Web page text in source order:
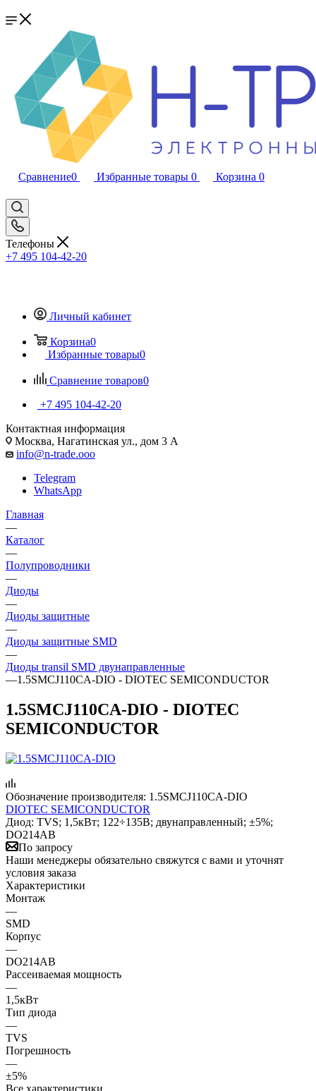
Сравнение0 Избранные товары 0 Корзина 0
Телефоны
+7 495 104-42-20
Личный кабинет
Корзина0
Избранные товары0
Сравнение товаров0
+7 495 104-42-20
Контактная информация
Москва, Нагатинская ул., дом 3 А
info@n-trade.ooo
Telegram
WhatsApp
Главная
—
Каталог
—
Полупроводники
—
Диоды
—
Диоды защитные
—
Диоды защитные SMD
—
Диоды transil SMD двунаправленные
—1.5SMCJ110CA-DIO - DIOTEC SEMICONDUCTOR
1.5SMCJ110CA-DIO - DIOTEC
SEMICONDUCTOR
Обозначение производителя: 1.5SMCJ110CA-DIO
DIOTEC SEMICONDUCTOR
Диод: TVS; 1,5кВт; 122÷135В; двунаправленный; ±5%;
DO214AB
По запросу
Наши менеджеры обязательно свяжутся с вами и уточнят
условия заказа
Характеристики
Монтаж
—
SMD
Корпус
—
DO214AB
Рассеиваемая мощность
—
1,5кВт
Тип диода
—
TVS
Погрешность
—
±5%
Все характеристики